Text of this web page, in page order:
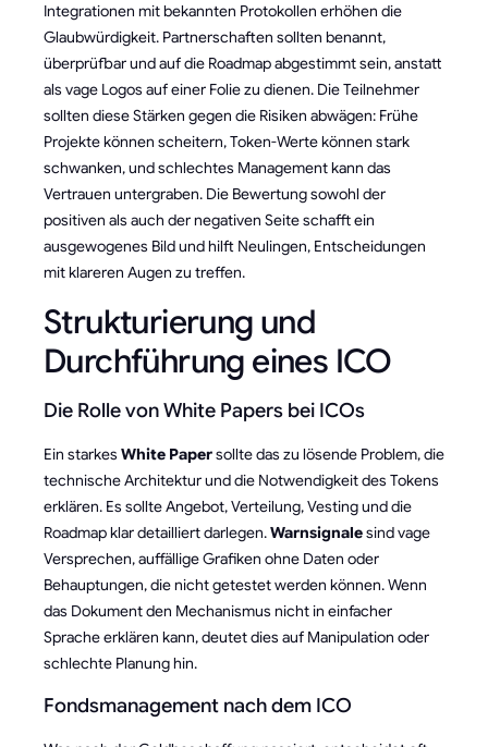
Integrationen mit bekannten Protokollen erhöhen die
Glaubwürdigkeit. Partnerschaften sollten benannt,
überprüfbar und auf die Roadmap abgestimmt sein, anstatt
als vage Logos auf einer Folie zu dienen. Die Teilnehmer
sollten diese Stärken gegen die Risiken abwägen: Frühe
Projekte können scheitern, Token-Werte können stark
schwanken, und schlechtes Management kann das
Vertrauen untergraben. Die Bewertung sowohl der
positiven als auch der negativen Seite schafft ein
ausgewogenes Bild und hilft Neulingen, Entscheidungen
mit klareren Augen zu treffen.
Strukturierung und
Durchführung eines ICO
Die Rolle von White Papers bei ICOs
Ein starkes White Papersollte das zu lösende Problem, die
technische Architektur und die Notwendigkeit des Tokens
erklären. Es sollte Angebot, Verteilung, Vesting und die
Roadmap klar detailliert darlegen.Warnsignalesind vage
Versprechen, auffällige Grafiken ohne Daten oder
Behauptungen, die nicht getestet werden können. Wenn
das Dokument den Mechanismus nicht in einfacher
Sprache erklären kann, deutet dies auf Manipulation oder
schlechte Planung hin.
Fondsmanagement nach dem ICO